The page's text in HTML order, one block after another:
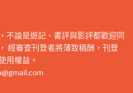
不論是遊記、書評與影評都歡迎同
經審查刊登者將薄致稿酬，刊登
用權益。